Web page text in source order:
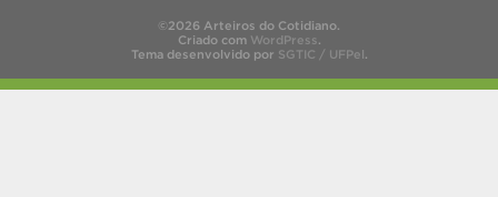
©2026 Arteiros do Cotidiano.
Criado com WordPress.
Tema desenvolvido por SGTIC / UFPel.